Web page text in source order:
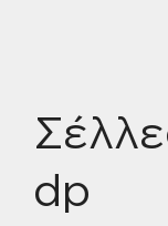
dp